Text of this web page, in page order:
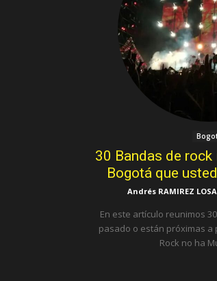
30 Bandas de
Bogotá que
Andrés RAMIREZ
En este artículo reunimos
pasado o están próximas a
Rock no ha